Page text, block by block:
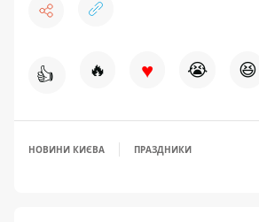
👍 🔥 ♥ 😭 😆
НОВИНИ КИЄВА ПРАЗДНИКИ